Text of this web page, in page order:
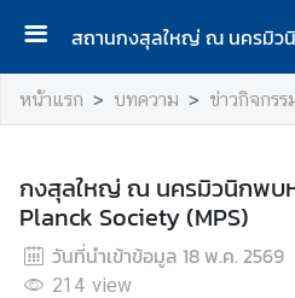
สถานกงสุลใหญ่ ณ นครมิว
ห
น้
ร
ก
ติ
หน้าแรก บทความ ข่าวกิจกรร
กงสุลใหญ่ ณ นครมิวนิกพบ
Planck Society (MPS)
วันที่นำเข้าข้อมูล 18 พ.ค. 2569
214 view